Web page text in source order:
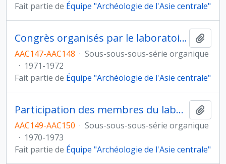
Fait partie de Équipe "Archéologie de l'Asie centrale"
Congrès organisés par le laboratoire
AAC147-AAC148 · Sous-sous-sous-série organique
· 1971-1972
Fait partie de Équipe "Archéologie de l'Asie centrale"
Participation des membres du laboratoire à des congrès
AAC149-AAC150 · Sous-sous-sous-série organique
· 1970-1973
Fait partie de Équipe "Archéologie de l'Asie centrale"